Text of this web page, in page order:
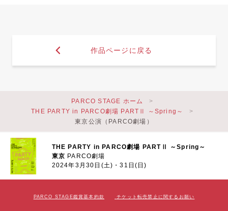
作品ページに戻る
THE PARTY in PARCO劇場 PARTⅡ ～Spring～
東京 PARCO劇場
2024年3月30日(土)・31日(日)
PARCO STAGE ホーム
THE PARTY in PARCO劇場 PARTⅡ ～Spring～
東京公演（PARCO劇場）
PARCO STAGE鑑賞基本約款 チケット転売禁止に関するお願い